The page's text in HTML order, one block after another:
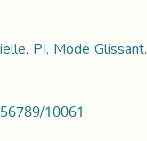
PI, Mode Glissant.
10061